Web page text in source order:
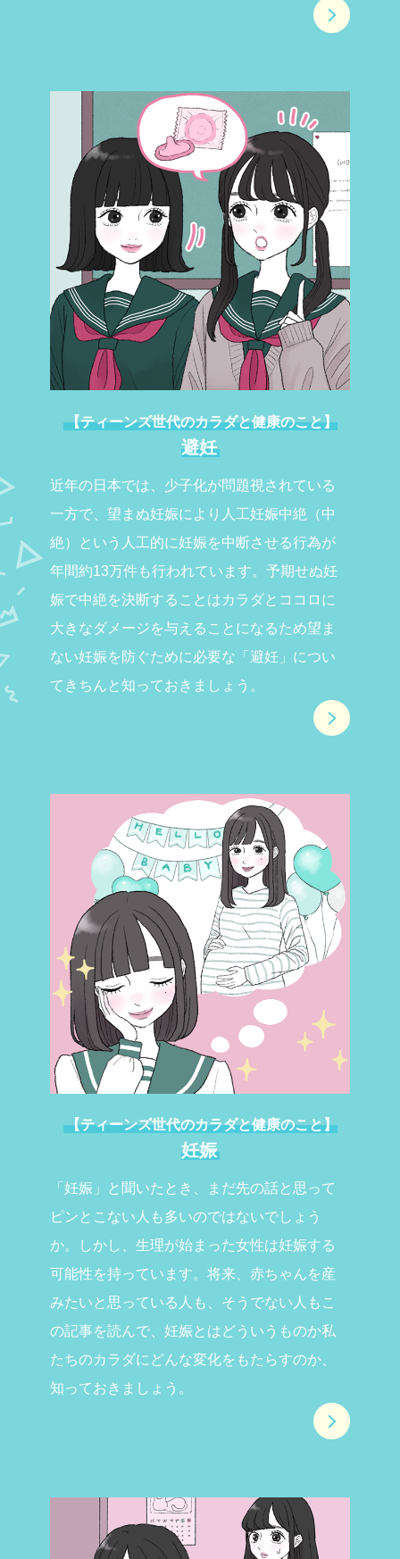
【ティーンズ世代のカラダと健康のこと】
避妊
近年の日本では、少子化が問題視されている
一方で、望まぬ妊娠により人工妊娠中絶（中
絶）という人工的に妊娠を中断させる行為が
年間約13万件も行われています。予期せぬ妊
娠で中絶を決断することはカラダとココロに
大きなダメージを与えることになるため望ま
ない妊娠を防ぐために必要な「避妊」につい
てきちんと知っておきましょう。
【ティーンズ世代のカラダと健康のこと】
妊娠
「妊娠」と聞いたとき、まだ先の話と思って
ピンとこない人も多いのではないでしょう
か。しかし、生理が始まった女性は妊娠する
可能性を持っています。将来、赤ちゃんを産
みたいと思っている人も、そうでない人もこ
の記事を読んで、妊娠とはどういうものか私
たちのカラダにどんな変化をもたらすのか、
知っておきましょう。